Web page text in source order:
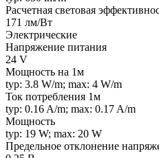
Расчетная световая
171 лм/Вт
Электрические
Напряжение питания
24 V
Мощность на 1м
typ: 3.8 W/m; max: 4 W/m
Ток потребления 1м
typ: 0.16 A/m; max: 0.17 A/m
Мощность
typ: 19 W; max: 20 W
Предельное отклонение